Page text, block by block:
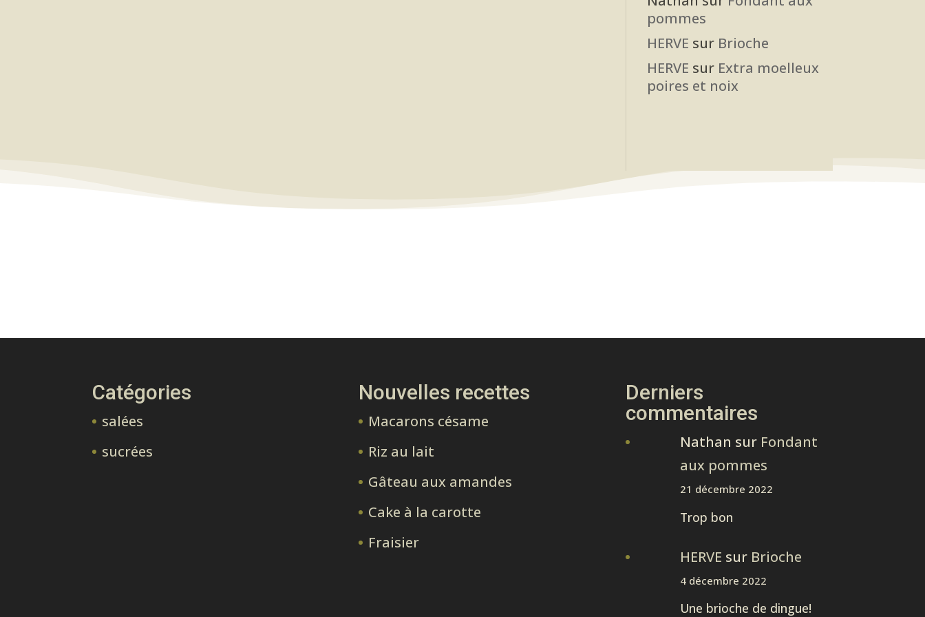
pommes
HERVE sur Brioche
HERVE sur Extra moelleux
poires et noix
Catégories
salées
sucrées
Nouvelles recettes
Macarons césame
Riz au lait
Gâteau aux amandes
Cake à la carotte
Fraisier
Derniers
commentaires
Nathan sur Fondant
aux pommes
21 décembre 2022
Trop bon
HERVE sur Brioche
4 décembre 2022
Une brioche de dingue!